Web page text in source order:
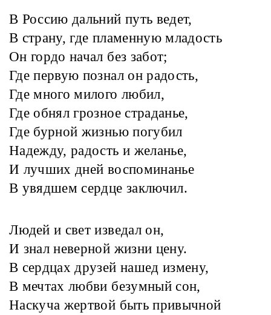
В Россию дальний путь ведет,
В страну, где пламенную младость
Он гордо начал без забот;
Где первую познал он радость,
Где много милого любил,
Где обнял грозное страданье,
Где бурной жизнью погубил
Надежду, радость и желанье,
И лучших дней воспоминанье
В увядшем сердце заключил.
Людей и свет изведал он,
И знал неверной жизни цену.
В сердцах друзей нашед измену,
В мечтах любви безумный сон,
Наскуча жертвой быть привычной